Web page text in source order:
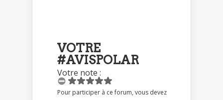
VOTRE
#AVISPOLAR
Votre note :
Pour participer à ce forum, vous devez